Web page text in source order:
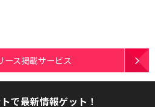
ース掲載サービス
で最新情報ゲット！